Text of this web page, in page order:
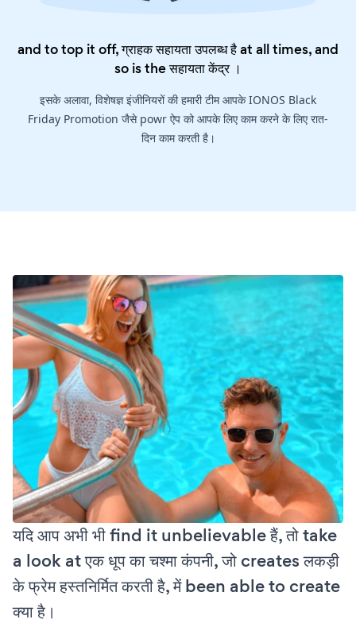
and to top it off, ग्राहक सहायता उपलब्ध है at all times, and
so is theसहायता केंद्र।
इसके अलावा, विशेषज्ञ इंजीनियरों की हमारी टीम आपके IONOS Black
Friday Promotion जैसे powr ऐप को आपके लिए काम करने के लिए रात-
दिन काम करती है।
यदि आप अभी भी find it unbelievable हैं, तो take
a look at एक धूप का चश्मा कंपनी, जो creates लकड़ी
के फ्रेम हस्तनिर्मित करती है, में been able to create
क्या है।